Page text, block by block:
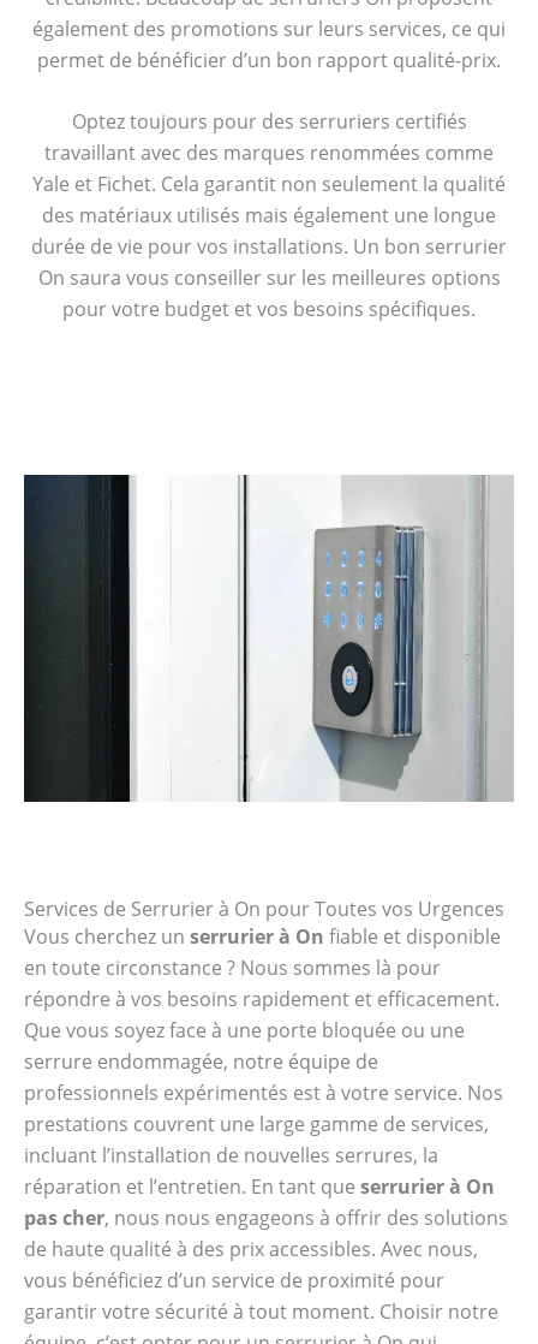
également des promotions sur leurs services, ce qui
permet de bénéficier d’un bon rapport qualité-prix.
Optez toujours pour des serruriers certifiés
travaillant avec des marques renommées comme
Yale et Fichet. Cela garantit non seulement la qualité
des matériaux utilisés mais également une longue
durée de vie pour vos installations. Un bon serrurier
On saura vous conseiller sur les meilleures options
pour votre budget et vos besoins spécifiques.
Services de Serrurier à On pour Toutes vos Urgences
Vous cherchez un serrurier à On fiable et disponible
en toute circonstance ? Nous sommes là pour
répondre à vos besoins rapidement et efficacement.
Que vous soyez face à une porte bloquée ou une
serrure endommagée, notre équipe de
professionnels expérimentés est à votre service. Nos
prestations couvrent une large gamme de services,
incluant l’installation de nouvelles serrures, la
réparation et l’entretien. En tant que serrurier à On
pas cher, nous nous engageons à offrir des solutions
de haute qualité à des prix accessibles. Avec nous,
vous bénéficiez d’un service de proximité pour
garantir votre sécurité à tout moment. Choisir notre